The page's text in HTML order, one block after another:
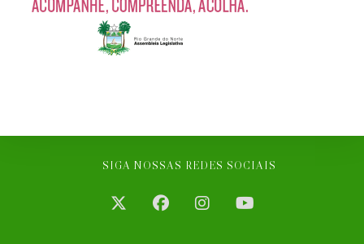
SIGA NOSSAS REDES SOCIAIS